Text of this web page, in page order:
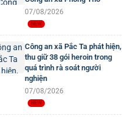
07/08/2026
Công an xã Pắc Ta phát hiện,
thu giữ 38 gói heroin trong
quá trình rà soát người
nghiện
07/08/2026